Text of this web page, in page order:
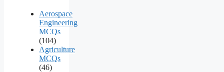
Aerospace
Engineering
MCQs
(104)
Agriculture
MCQs
(46)